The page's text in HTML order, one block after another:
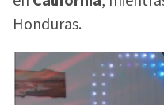
Honduras.